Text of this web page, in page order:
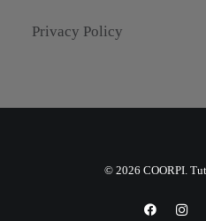
Privacy Policy
© 2026 COORPI.